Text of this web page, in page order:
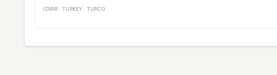
IZMIR · TURKEY · TURCO